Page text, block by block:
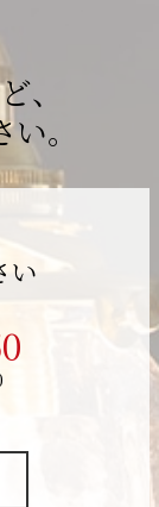
、
。
い